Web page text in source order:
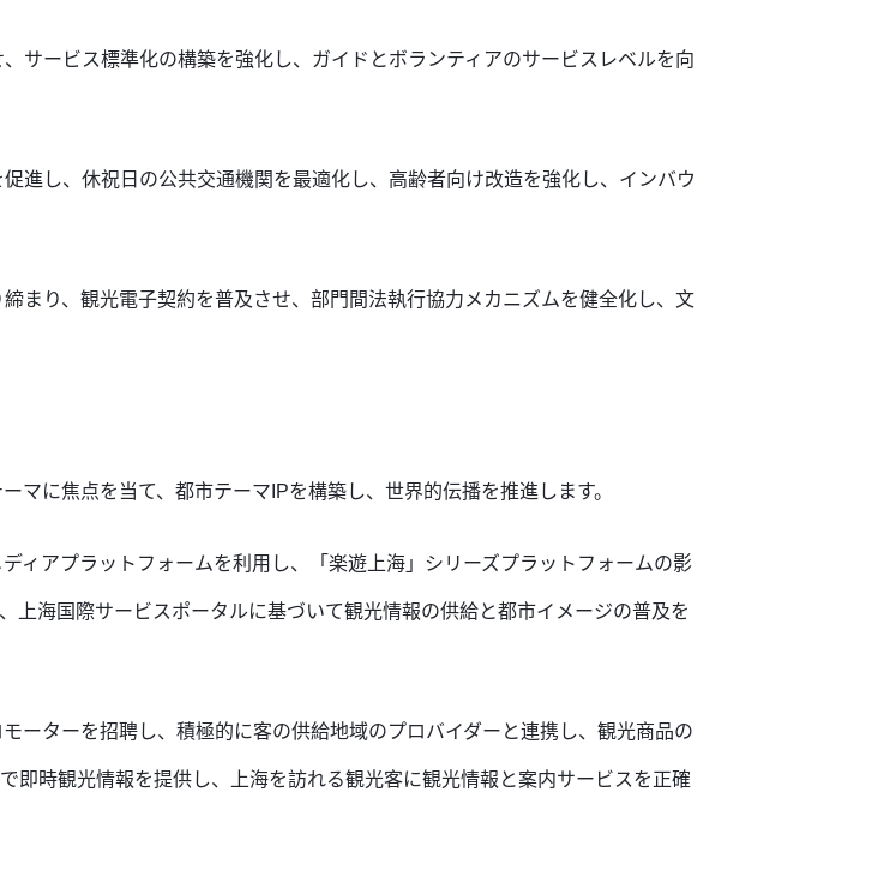
サービス標準化の構築を強化し、ガイドとボランティアのサービスレベルを向
進し、休祝日の公共交通機関を最適化し、高齢者向け改造を強化し、インバウ
まり、観光電子契約を普及させ、部門間法執行協力メカニズムを健全化し、文
マに焦点を当て、都市テーマIPを構築し、世界的伝播を推進します。
ィアプラットフォームを利用し、「楽遊上海」シリーズプラットフォームの影
上海国際サービスポータルに基づいて観光情報の供給と都市イメージの普及を
ーターを招聘し、積極的に客の供給地域のプロバイダーと連携し、観光商品の
即時観光情報を提供し、上海を訪れる観光客に観光情報と案内サービスを正確